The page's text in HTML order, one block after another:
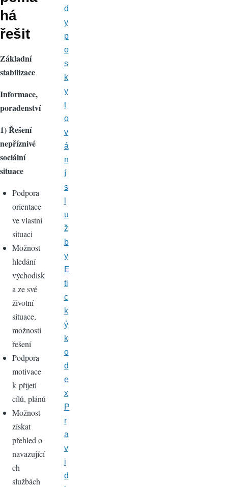
há
řešit
Základní
stabilizace
Informace,
poradenství
1) Řešení
nepříznivé
sociální
situace
Podpora
orientace
ve vlastní
situaci
Možnost
hledání
východisk
a ze své
životní
situace,
možnosti
řešení
Podpora
motivace
k přijetí
cílů, plánů
Možnost
získat
přehled o
navazující
ch
službách
d
y
p
o
s
k
y
t
o
v
á
n
í
s
u
ž
b
y
E
ti
c
k
ý
k
o
d
e
x
P
r
a
v
i
d